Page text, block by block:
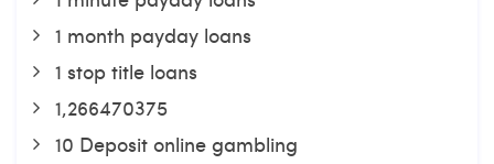
1 month payday loans
1 stop title loans
1,266470375
10 Deposit online gambling